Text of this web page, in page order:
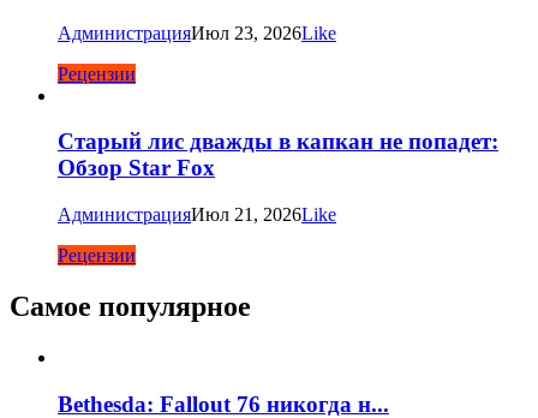
АдминистрацияИюл 23, 2026Like
Рецензии
Старый лис дважды в капкан не попадет:
Обзор Star Fox
АдминистрацияИюл 21, 2026Like
Рецензии
Самое популярное
Bethesda: Fallout 76 никогда н...